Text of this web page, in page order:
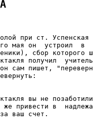
при ст. Успенская
мая он  устроил  в
сбор которого
получил
сам пишет,
вы не
же привести в
ваш счет.